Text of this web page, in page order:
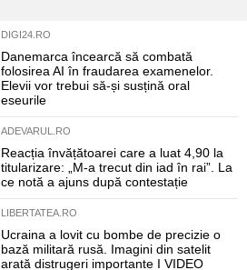
DIGI24.RO
Danemarca încearcă să combată
folosirea AI în fraudarea examenelor.
Elevii vor trebui să-și susțină oral
eseurile
ADEVARUL.RO
Reacția învățătoarei care a luat 4,90 la
titularizare: „M-a trecut din iad în rai”. La
ce notă a ajuns după contestație
LIBERTATEA.RO
Ucraina a lovit cu bombe de precizie o
bază militară rusă. Imagini din satelit
arată distrugeri importante I VIDEO